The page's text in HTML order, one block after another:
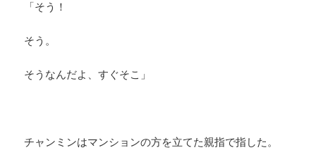
「そう！
そう。
そうなんだよ、すぐそこ」
チャンミンはマンションの方を立てた親指で指した。